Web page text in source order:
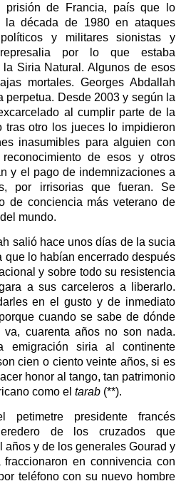
prisión de Francia, país que lo
la década de 1980 en ataques
políticos y militares sionistas y
por lo que estaba
Siria Natural. Algunos de esos
mortales. Georges Abdallah
perpetua. Desde 2003 y según la
al cumplir parte de la
tras otro los jueces lo impidieron
inasumibles para alguien con
de esos y otros
y el pago de indemnizaciones a
por irrisorias que fueran. Se
de conciencia más veterano de
mundo.
salió hace unos días de la sucia
que lo habían encerrado después
y sobre todo su resistencia
a sus carceleros a liberarlo.
en el gusto y de inmediato
cuando se sabe de dónde
cuarenta años no son nada.
emigración siria al continente
cien o ciento veinte años, si es
honor al tango, tan patrimonio
como el tarab (**).
presidente francés
de los cruzados que
años y de los generales Gourad y
en connivencia con
teléfono con su nuevo hombre